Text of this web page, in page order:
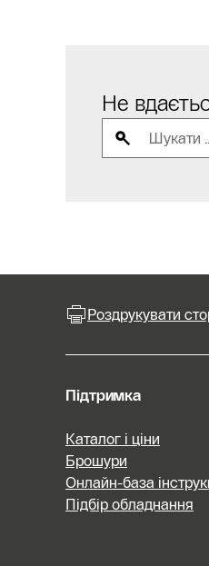
Не
Роздрукувати
Підтримка
Каталог і ціни
Брошури
Онлайн-база
Підбір обладнання